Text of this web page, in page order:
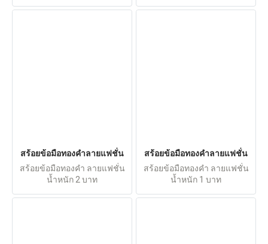
สร้อยข้อมือทองคำลายแฟชั่น
สร้อยข้อมือทองคำ ลายแฟชั่น
น้ำหนัก 2 บาท
สร้อยข้อมือทองคำลายแฟชั่น
สร้อยข้อมือทองคำ ลายแฟชั่น
น้ำหนัก 1 บาท